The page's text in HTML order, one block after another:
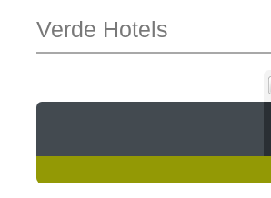
Verde Hotels